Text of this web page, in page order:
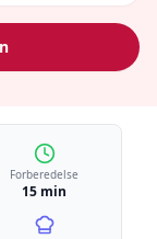
Forberedelse
15 min